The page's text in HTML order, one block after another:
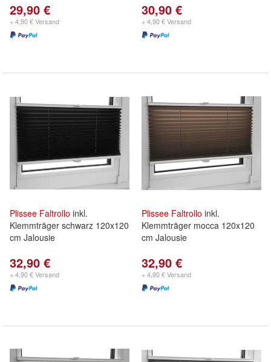
29,90 €
+ 4,90 € Versand
30,90 €
+ 4,90 € Versand
Plissee Faltrollo inkl.
Klemmträger schwarz 120x120
cm Jalousie
32,90 €
+ 4,90 € Versand
Plissee Faltrollo inkl.
Klemmträger mocca 120x120
cm Jalousie
32,90 €
+ 4,90 € Versand